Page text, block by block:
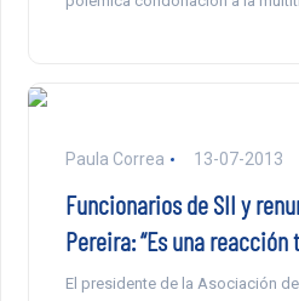
Paula Correa 13-07-2013
Funcionarios de SII y
Pereira: “Es una reacción
El presidente de la Asociación